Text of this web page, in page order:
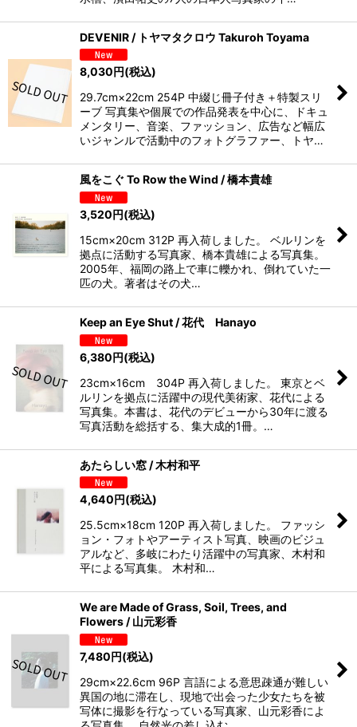
DEVENIR / トヤマタクロウ Takuroh Toyama
8,030 円(税込)
29.7cm×22cm 254P 中綴じ冊子付き＋特製スリ
ーブ 写真集や個展での作品発表を中心に、ドキュ
メンタリー、音楽、ファッション、広告など幅広
いジャンルで活動中のフォトグラファー、トヤ…
風をこぐ To Row the Wind / 橋本貴雄
3,520円(税込)
15cm×20cm 312P 再入荷しました。 ベルリンを
拠点に活動する写真家、橋本貴雄による写真集。
2005年、福岡の路上で車に轢かれ、倒れていた一
匹の犬。著者はその犬…
Keep an Eye Shut / 花代 Hanayo
6,380円(税込)
23cm×16cm 304P 再入荷しました。 東京とベ
ルリンを拠点に活躍中の現代美術家、花代による
写真集。本書は、花代のデビューから30年に渡る
写真活動を総括する、集大成的1冊。…
あたらしい窓 / 木村和平
4,640 円(税込)
25.5cm×18cm 120P 再入荷しました。 ファッシ
ョン・フォトやアーティスト写真、映画のビジュ
アルなど、多岐にわたり活躍中の写真家、木村和
平による写真集。 木村和…
We are Made of Grass, Soil, Trees, and
Flowers / 山元彩香
7,480円(税込)
29cm×22.6cm 96P 言語による意思疎通が難しい
異国の地に滞在し、現地で出会った少女たちを被
写体に撮影を行なっている写真家、山元彩香によ